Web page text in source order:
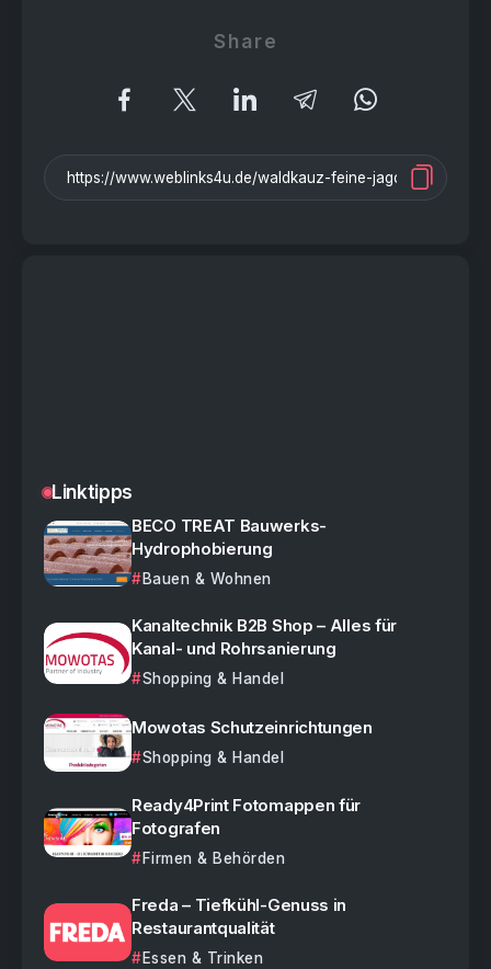
Share
Linktipps
BECO TREAT Bauwerks-
Hydrophobierung
Bauen & Wohnen
Kanaltechnik B2B Shop – Alles für
Kanal- und Rohrsanierung
Shopping & Handel
Mowotas Schutzeinrichtungen
Shopping & Handel
Ready4Print Fotomappen für
Fotografen
Firmen & Behörden
Freda – Tiefkühl-Genuss in
Restaurantqualität
Essen & Trinken